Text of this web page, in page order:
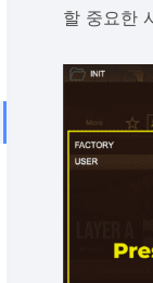
할 중요한